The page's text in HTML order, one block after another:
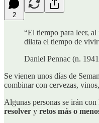
2
“El tiempo para leer,
dilata el tiempo de
Daniel Pennac (n.
Se vienen unos días de
combinar con cervezas,
Algunas personas se irán con
resolver y retos más o